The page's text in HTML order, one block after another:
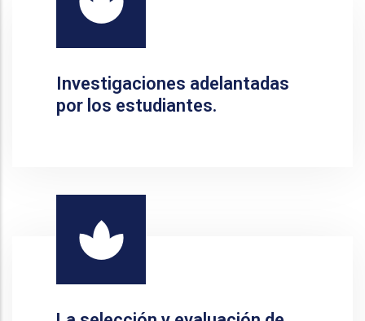
Investigaciones adelantadas
por los estudiantes.